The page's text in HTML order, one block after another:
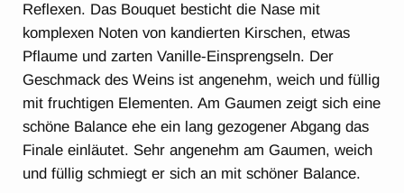
Reflexen. Das Bouquet besticht die Nase mit
komplexen Noten von kandierten Kirschen, etwas
Pflaume und zarten Vanille-Einsprengseln. Der
Geschmack des Weins ist angenehm, weich und füllig
mit fruchtigen Elementen. Am Gaumen zeigt sich eine
schöne Balance ehe ein lang gezogener Abgang das
Finale einläutet. Sehr angenehm am Gaumen, weich
und füllig schmiegt er sich an mit schöner Balance.